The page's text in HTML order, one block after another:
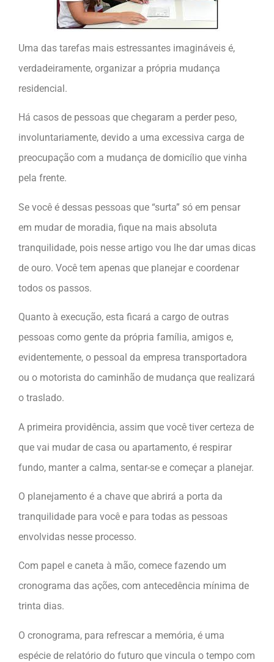
Uma das tarefas mais estressantes imagináveis é,
verdadeiramente, organizar a própria mudança
residencial.
Há casos de pessoas que chegaram a perder peso,
involuntariamente, devido a uma excessiva carga de
preocupação com a mudança de domicílio que vinha
pela frente.
Se você é dessas pessoas que “surta” só em pensar
em mudar de moradia, fique na mais absoluta
tranquilidade, pois nesse artigo vou lhe dar umas dicas
de ouro. Você tem apenas que planejar e coordenar
todos os passos.
Quanto à execução, esta ficará a cargo de outras
pessoas como gente da própria família, amigos e,
evidentemente, o pessoal da empresa transportadora
ou o motorista do caminhão de mudança que realizará
o traslado.
A primeira providência, assim que você tiver certeza de
que vai mudar de casa ou apartamento, é respirar
fundo, manter a calma, sentar-se e começar a planejar.
O planejamento é a chave que abrirá a porta da
tranquilidade para você e para todas as pessoas
envolvidas nesse processo.
Com papel e caneta à mão, comece fazendo um
cronograma das ações, com antecedência mínima de
trinta dias.
O cronograma, para refrescar a memória, é uma
espécie de relatório do futuro que vincula o tempo com